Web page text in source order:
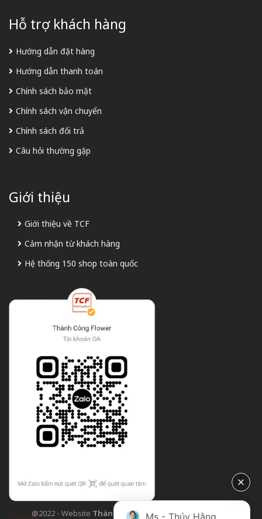
Hỗ trợ khách hàng
Hướng dẫn đặt hàng
Hướng dẫn thanh toán
Chính sách bảo mật
Chính sách vận chuyển
Chính sách đổi trả
Câu hỏi thường gặp
Giới thiệu
Giới thiệu về TCF
Cảm nhận từ khách hàng
Hệ thống 150 shop toàn quốc
@2022 - Website Thành Công Flower| Design bởi
Ms - Thúy Hằng